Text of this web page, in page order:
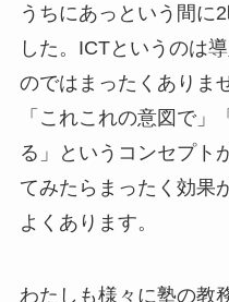
うちにあっという間に
した。ICTというのは
のではまったくありま
「これこれの意図で
る」というコンセプト
てみたらまったく効果
よくあります。
わたしも様々に塾の教